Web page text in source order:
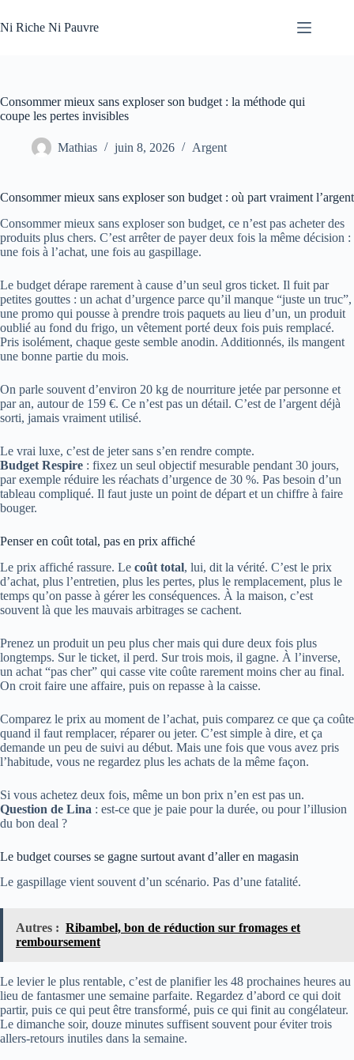
au
contenu
Ni Riche Ni Pauvre
Consommer mieux sans exploser son budget : la méthode qui
coupe les pertes invisibles
Mathias juin 8, 2026 Argent
Consommer mieux sans exploser son budget : où part vraiment l’argent
Consommer mieux sans exploser son budget, ce n’est pas acheter des
produits plus chers. C’est arrêter de payer deux fois la même décision :
une fois à l’achat, une fois au gaspillage.
Le budget dérape rarement à cause d’un seul gros ticket. Il fuit par
petites gouttes : un achat d’urgence parce qu’il manque “juste un truc”,
une promo qui pousse à prendre trois paquets au lieu d’un, un produit
oublié au fond du frigo, un vêtement porté deux fois puis remplacé.
Pris isolément, chaque geste semble anodin. Additionnés, ils mangent
une bonne partie du mois.
On parle souvent d’environ 20 kg de nourriture jetée par personne et
par an, autour de 159 €. Ce n’est pas un détail. C’est de l’argent déjà
sorti, jamais vraiment utilisé.
Le vrai luxe, c’est de jeter sans s’en rendre compte.
Budget Respire : fixez un seul objectif mesurable pendant 30 jours,
par exemple réduire les réachats d’urgence de 30 %. Pas besoin d’un
tableau compliqué. Il faut juste un point de départ et un chiffre à faire
bouger.
Penser en coût total, pas en prix affiché
Le prix affiché rassure. Le coût total, lui, dit la vérité. C’est le prix
d’achat, plus l’entretien, plus les pertes, plus le remplacement, plus le
temps qu’on passe à gérer les conséquences. À la maison, c’est
souvent là que les mauvais arbitrages se cachent.
Prenez un produit un peu plus cher mais qui dure deux fois plus
longtemps. Sur le ticket, il perd. Sur trois mois, il gagne. À l’inverse,
un achat “pas cher” qui casse vite coûte rarement moins cher au final.
On croit faire une affaire, puis on repasse à la caisse.
Comparez le prix au moment de l’achat, puis comparez ce que ça coûte
quand il faut remplacer, réparer ou jeter. C’est simple à dire, et ça
demande un peu de suivi au début. Mais une fois que vous avez pris
l’habitude, vous ne regardez plus les achats de la même façon.
Si vous achetez deux fois, même un bon prix n’en est pas un.
Question de Lina : est-ce que je paie pour la durée, ou pour l’illusion
du bon deal ?
Le budget courses se gagne surtout avant d’aller en magasin
Le gaspillage vient souvent d’un scénario. Pas d’une fatalité.
Autres : Ribambel, bon de réduction sur fromages et
remboursement
Le levier le plus rentable, c’est de planifier les 48 prochaines heures au
lieu de fantasmer une semaine parfaite. Regardez d’abord ce qui doit
partir, puis ce qui peut être transformé, puis ce qui finit au congélateur.
Le dimanche soir, douze minutes suffisent souvent pour éviter trois
allers-retours inutiles dans la semaine.